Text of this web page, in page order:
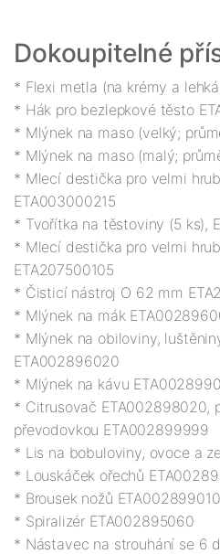
* Flexi metla (na krémy a
* Hák pro bezlepkové těsto
* Mlýnek na maso (velký;
* Mlýnek na maso (malý;
* Mlecí destička pro velmi
ETA003000215
* Tvořítka na těstoviny (5 ks),
* Mlecí destička pro velmi
ETA207500105
* Čisticí nástroj O 62 mm
* Mlýnek na mák
* Mlýnek na obiloviny,
ETA002896020
* Mlýnek na kávu
* Citrusovač ETA002898020,
převodovkou ETA002899999
* Lis na bobuloviny, ovoce a
* Louskáček ořechů
* Brousek nožů ETA002899010
* Spiralizér ETA002895060
* Nástavec na strouhání se 6